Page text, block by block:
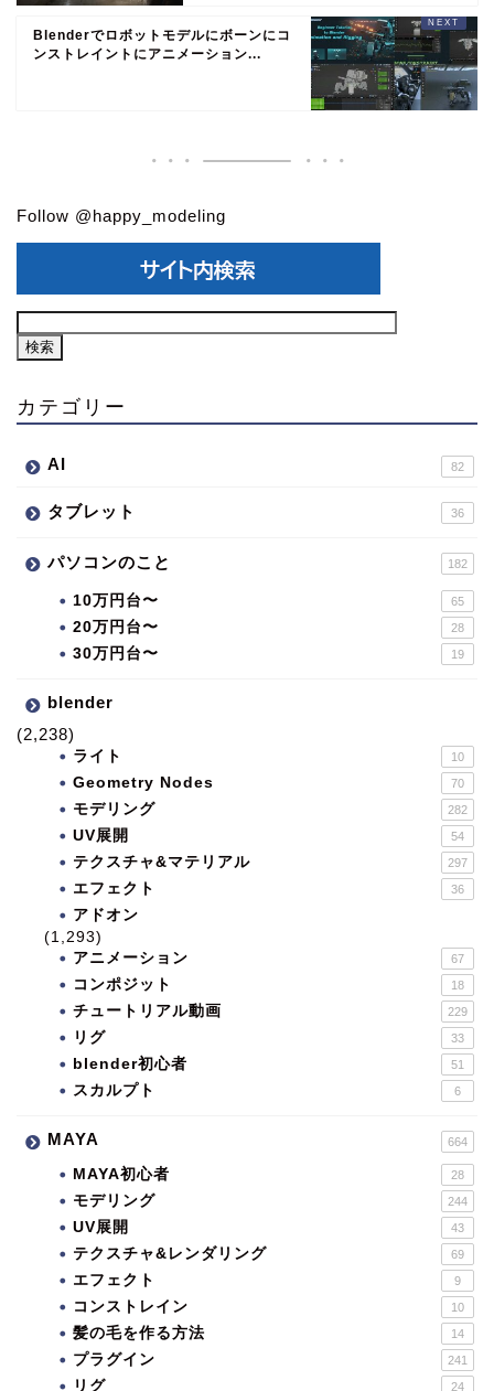
Blenderでロボットモデルにボーンにコ
ンストレイントにアニメーション...
Follow @happy_modeling
カテゴリー
AI 82
タブレット 36
パソコンのこと 182
10万円台〜 65
20万円台〜 28
30万円台〜 19
blender
(2,238)
ライト 10
Geometry Nodes 70
モデリング 282
UV展開 54
テクスチャ&マテリアル 297
エフェクト 36
アドオン
(1,293)
アニメーション
67
コンポジット 18
チュートリアル動画 229
リグ 33
blender初心者 51
スカルプト 6
MAYA 664
MAYA初心者 28
モデリング 244
UV展開 43
テクスチャ&レンダリング 69
エフェクト 9
コンストレイン 10
髪の毛を作る方法 14
プラグイン 241
リグ 24